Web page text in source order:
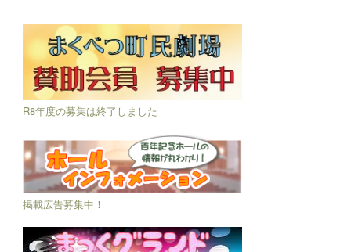
R8年度の募集は終了しました
掲載広告募集中！